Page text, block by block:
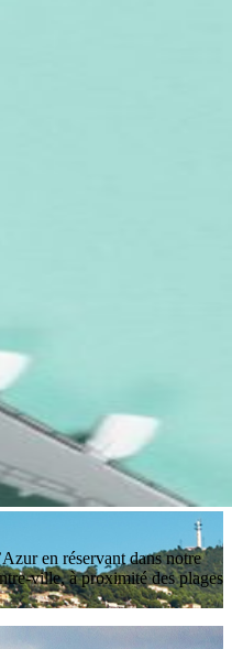
en réservant dans notre
ville, à proximité des plages